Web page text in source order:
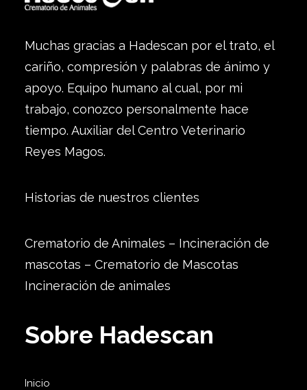
Muchas gracias a Hadescan por el trato, el
cariño, compresión y palabras de ánimo y
apoyo. Equipo humano al cual, por mi
trabajo, conozco personalmente hace
tiempo. Auxiliar del Centro Veterinario
Reyes Magos.
Historias de nuestros clientes
Crematorio de Animales – Incineración de
mascotas – Crematorio de Mascotas
Incineración de animales
Sobre Hadescan
Inicio